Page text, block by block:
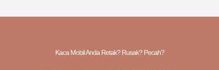
Kaca Mobil Anda Retak? Rusak? Pecah?